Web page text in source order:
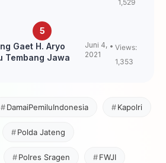
1,529
Gaet H. Aryo
Tembang Jawa
Juni 4,
2021
Views:
1,353
DamaiPemiluIndonesia Kapolri
Polda Jateng
Polres Sragen FWJI